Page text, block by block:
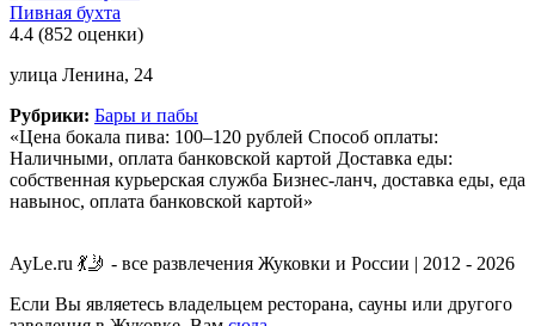
Пивная бухта
4.4 (852 оценки)
улица Ленина, 24
Рубрики: Бары и пабы
«Цена бокала пива: 100–120 рублей Способ оплаты:
Наличными, оплата банковской картой Доставка еды:
собственная курьерская служба Бизнес-ланч, доставка еды, еда
навынос, оплата банковской картой»
AyLe.ru 💃🤳 - все развлечения Жуковки и России | 2012 - 2026
Если Вы являетесь владельцем ресторана, сауны или другого